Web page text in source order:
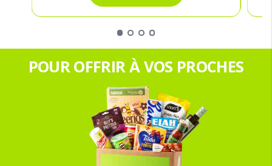
POUR OFFRIR À VOS PROCHES